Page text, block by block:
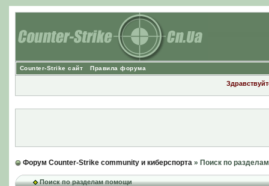
Counter-Strike сайт Правила форума
Форум Counter-Strike community и киберспорта» Поиск по
Поиск по разделам помощи